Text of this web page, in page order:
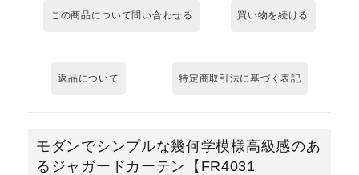
この商品について問い合わせる 買い物を続ける
返品について 特定商取引法に基づく表記
モダンでシンプルな幾何学模様高級感のあ
るジャガードカーテン【FR4031